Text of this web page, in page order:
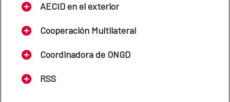
AECID en el exterior
Cooperación Multilateral
Coordinadora de ONGD
RSS